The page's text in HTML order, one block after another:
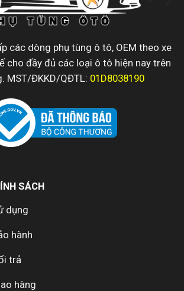
các dòng phụ tùng ô tô, OEM theo xe
cho đầy đủ các loại ô tô hiện nay trên
MST/ĐKKD/QĐTL: 01D8038190
SÁCH
dụng
hành
trả
hàng